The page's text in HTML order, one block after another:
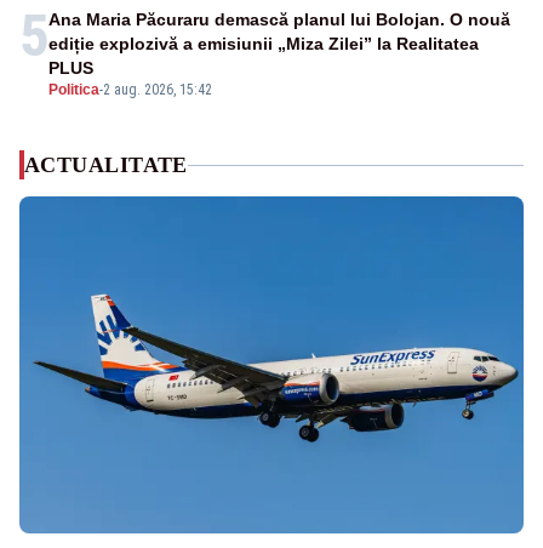
5
Politica-2 aug. 2026, 15:42
Ana Maria Păcuraru demască planul lui Bolojan. O nouă
ediție explozivă a emisiunii „Miza Zilei” la Realitatea
PLUS
ACTUALITATE